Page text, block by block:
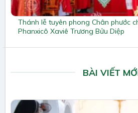
Thánh lễ tuyên phong Chân phước
Phanxicô Xaviê Trương Bửu Diệp
BÀI VIẾT